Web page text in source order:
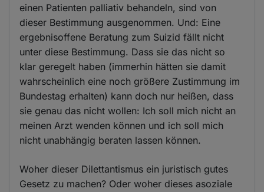
einen Patienten palliativ behandeln, sind von
dieser Bestimmung ausgenommen. Und: Eine
ergebnisoffene Beratung zum Suizid fällt nicht
unter diese Bestimmung. Dass sie das nicht so
klar geregelt haben (immerhin hätten sie damit
wahrscheinlich eine noch größere Zustimmung im
Bundestag erhalten) kann doch nur heißen, dass
sie genau das nicht wollen: Ich soll mich nicht an
meinen Arzt wenden können und ich soll mich
nicht unabhängig beraten lassen können.
Woher dieser Dilettantismus ein juristisch gutes
Gesetz zu machen? Oder woher dieses asoziale